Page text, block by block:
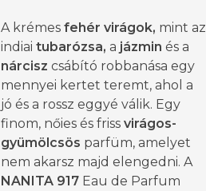
A krémes fehér virágok, mint az
indiai tubarózsa, a jázmin és a
nárcisz csábító robbanása egy
mennyei kertet teremt, ahol a
jó és a rossz eggyé válik. Egy
finom, nőies és friss virágos-
gyümölcsös parfüm, amelyet
nem akarsz majd elengedni. A
NANITA 917 Eau de Parfum